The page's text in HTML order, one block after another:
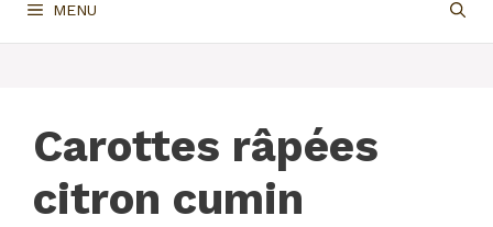
MENU
Carottes râpées
citron cumin